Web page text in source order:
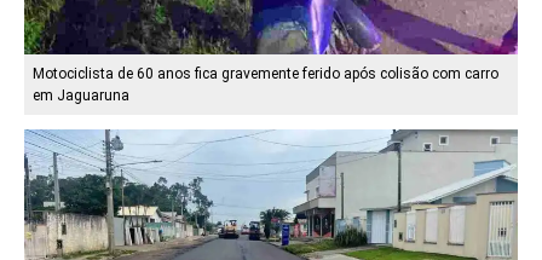
Motociclista de 60 anos fica gravemente ferido após colisão com carro
em Jaguaruna